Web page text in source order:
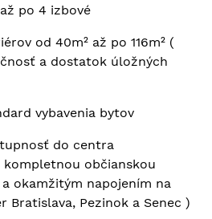
po 4 izbové
od 40m² až po 116m² (
a dostatok úložných
vybavenia bytov
do centra
kompletnou občianskou
okamžitým napojením na
Bratislava, Pezinok a Senec )